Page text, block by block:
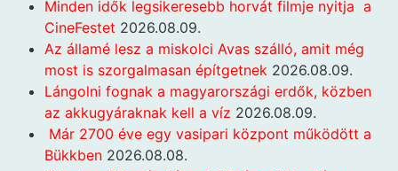
Minden idők legsikeresebb horvát filmje nyitja a
CineFestet 2026.08.09.
Az államé lesz a miskolci Avas szálló, amit még
most is szorgalmasan építgetnek 2026.08.09.
Lángolni fognak a magyarországi erdők, közben
az akkugyáraknak kell a víz 2026.08.09.
Már 2700 éve egy vasipari központ működött a
Bükkben 2026.08.08.